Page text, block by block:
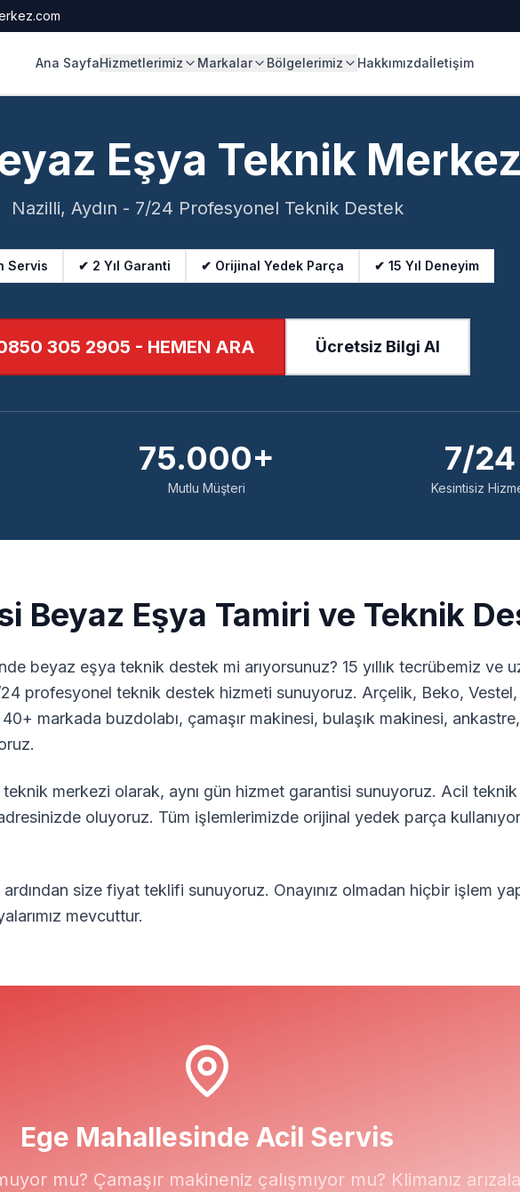
Ana SayfaHizmetlerimiz Markalar Bölgelerimiz Hakkımızdaİletişim
Eşya Teknik
Nazilli, Aydın - 7/24 Profesyonel Teknik Destek
Servis ✔ 2 Yıl Garanti ✔ Orijinal Yedek Parça ✔ 15 Yıl Deneyim
305 2905 - HEMEN ARA Ücretsiz Bilgi Al
75.000+
Mutlu Müşteri
7/24
Kesintisiz
Beyaz Eşya Tamiri ve Teknik
beyaz eşya teknik destek mi arıyorsunuz? 15 yıllık tecrübemiz ve
profesyonel teknik destek hizmeti sunuyoruz. Arçelik, Beko,
markada buzdolabı, çamaşır makinesi, bulaşık makinesi,
merkezi olarak, aynı gün hizmet garantisi sunuyoruz. Acil
oluyoruz. Tüm işlemlerimizde orijinal yedek parça
size fiyat teklifi sunuyoruz. Onayınız olmadan hiçbir işlem
mevcuttur.
Ege Mahallesinde Acil Servis
mu? Çamaşır makineniz çalışmıyor mu? Klimanız